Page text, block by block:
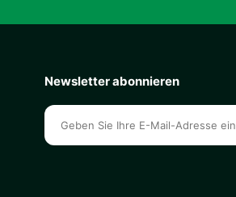
Newsletter abonnieren